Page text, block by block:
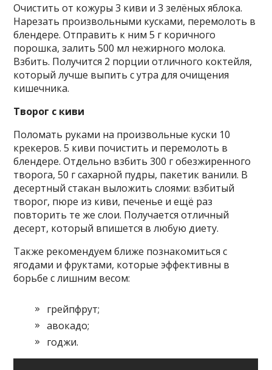
Очистить от кожуры 3 киви и 3 зелёных яблока.
Нарезать произвольными кусками, перемолоть в
блендере. Отправить к ним 5 г коричного
порошка, залить 500 мл нежирного молока.
Взбить. Получится 2 порции отличного коктейля,
который лучше выпить с утра для очищения
кишечника.
Творог с киви
Поломать руками на произвольные куски 10
крекеров. 5 киви почистить и перемолоть в
блендере. Отдельно взбить 300 г обезжиренного
творога, 50 г сахарной пудры, пакетик ванили. В
десертный стакан выложить слоями: взбитый
творог, пюре из киви, печенье и ещё раз
повторить те же слои. Получается отличный
десерт, который впишется в любую диету.
Также рекомендуем ближе познакомиться с
ягодами и фруктами, которые эффективны в
борьбе с лишним весом:
грейпфрут;
авокадо;
годжи.